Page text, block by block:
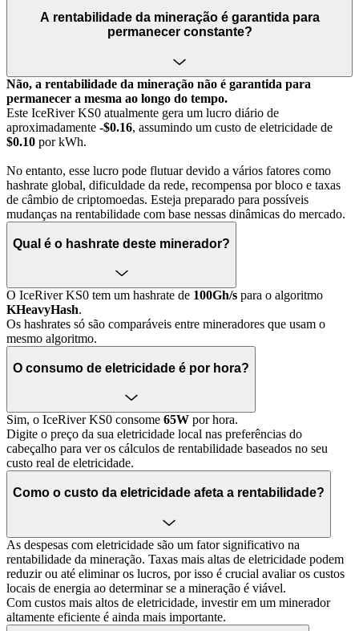
A rentabilidade da mineração é garantida para
permanecer constante?
Não, a rentabilidade da mineração não é garantida para
permanecer a mesma ao longo do tempo.
Este IceRiver KS0 atualmente gera um lucro diário de
aproximadamente -$0.16, assumindo um custo de eletricidade de
$0.10 por kWh.
No entanto, esse lucro pode flutuar devido a vários fatores como
hashrate global, dificuldade da rede, recompensa por bloco e taxas
de câmbio de criptomoedas. Esteja preparado para possíveis
mudanças na rentabilidade com base nessas dinâmicas do mercado.
Qual é o hashrate deste minerador?
O IceRiver KS0 tem um hashrate de 100Gh/s para o algoritmo
KHeavyHash.
Os hashrates só são comparáveis entre mineradores que usam o
mesmo algoritmo.
O consumo de eletricidade é por hora?
Sim, o IceRiver KS0 consome 65W por hora.
Digite o preço da sua eletricidade local nas preferências do
cabeçalho para ver os cálculos de rentabilidade baseados no seu
custo real de eletricidade.
Como o custo da eletricidade afeta a rentabilidade?
As despesas com eletricidade são um fator significativo na
rentabilidade da mineração. Taxas mais altas de eletricidade podem
reduzir ou até eliminar os lucros, por isso é crucial avaliar os custos
locais de energia ao determinar se a mineração é viável.
Com custos mais altos de eletricidade, investir em um minerador
altamente eficiente é ainda mais importante.